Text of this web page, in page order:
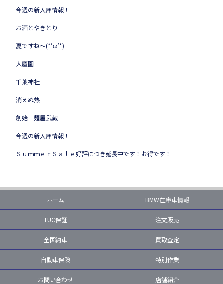
今週の新入庫情報！
お酒とやきとり
夏ですね～(*’ω’*)
大慶園
千葉神社
消えぬ熱
創始 麺屋武蔵
今週の新入庫情報！
ＳｕｍｍｅｒＳａｌｅ好評につき延長中です！お得です！
ホーム BMW在庫車情報
TUC保証 注文販売
全国納車 買取査定
自動車保険 特別作業
お問い合わせ 店舗紹介